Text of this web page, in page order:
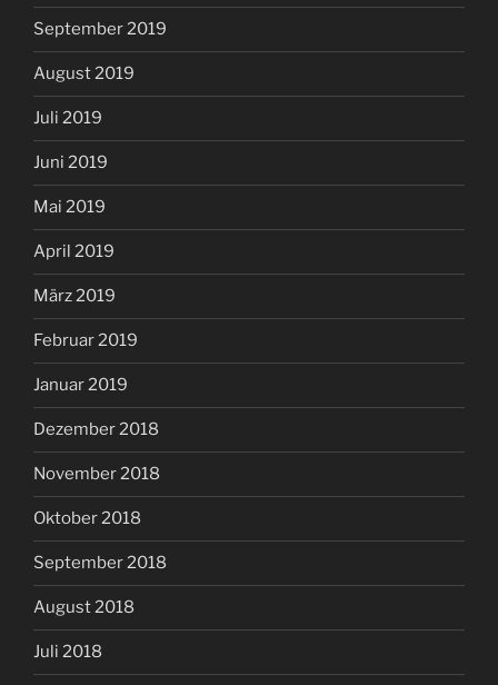
September 2019
August 2019
Juli 2019
Juni 2019
Mai 2019
April 2019
März 2019
Februar 2019
Januar 2019
Dezember 2018
November 2018
Oktober 2018
September 2018
August 2018
Juli 2018